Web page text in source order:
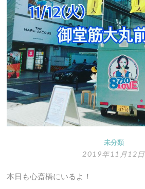
ュ
ー
飲
ん
で
働
く
人々』
未分類
2019年11月12日
本日も心斎橋にいるよ！